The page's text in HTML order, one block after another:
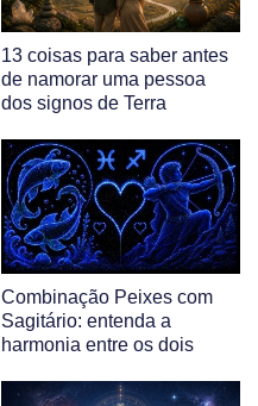
13 coisas para saber antes
de namorar uma pessoa
dos signos de Terra
Combinação Peixes com
Sagitário: entenda a
harmonia entre os dois